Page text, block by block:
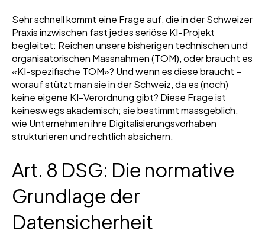
Sehr schnell kommt eine Frage auf, die in der Schweizer
Praxis inzwischen fast jedes seriöse KI-Projekt
begleitet: Reichen unsere bisherigen technischen und
organisatorischen Massnahmen (TOM), oder braucht es
«KI-spezifische TOM»? Und wenn es diese braucht –
worauf stützt man sie in der Schweiz, da es (noch)
keine eigene KI-Verordnung gibt? Diese Frage ist
keineswegs akademisch; sie bestimmt massgeblich,
wie Unternehmen ihre Digitalisierungsvorhaben
strukturieren und rechtlich absichern.
Art. 8 DSG: Die normative
Grundlage der
Datensicherheit